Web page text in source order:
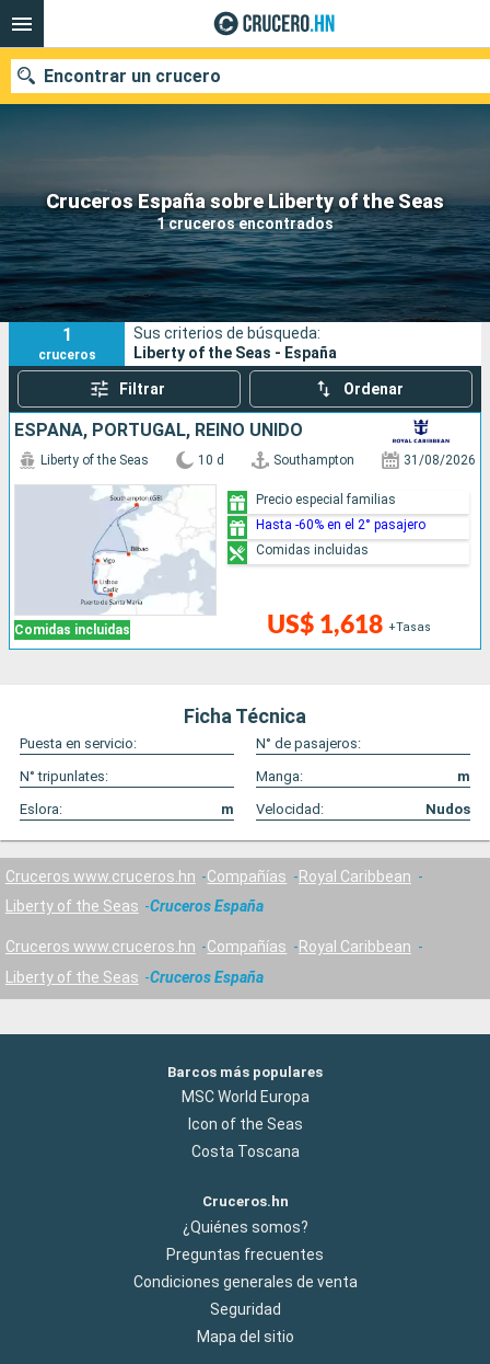
Cruceros España sobre Liberty of the Seas
1 cruceros encontrados
Encontrar un crucero
Nuestros destinos
Fecha de salida
Puertos Compañías
Buscar
1
cruceros
Sus criterios de búsqueda:
Liberty of the Seas - España
Filtrar Ordenar
ESPAÑA, PORTUGAL, REINO UNIDO
Comidas incluidas
Liberty of the Seas 10 d Southampton 31/08/2026
US$ 1,618 +Tasas
Precio especial familias
Hasta -60% en el 2° pasajero
Comidas incluidas
Ficha Técnica
Puesta en servicio:
N° de pasajeros:
N° tripunlates:
Manga:
m
Eslora:
m Velocidad: Nudos
Cruceros www.cruceros.hn Compañías
Royal Caribbean
Liberty of the Seas
Cruceros España
Cruceros www.cruceros.hn Compañías
Royal Caribbean
Liberty of the Seas
Cruceros España
Barcos más populares
MSC World Europa
Icon of the Seas
Costa Toscana
Cruceros.hn
¿Quiénes somos?
Preguntas frecuentes
Condiciones generales de venta
Seguridad
Mapa del sitio